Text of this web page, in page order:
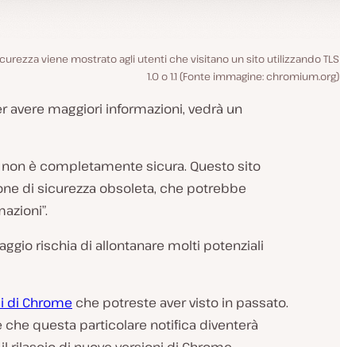
viene mostrato agli utenti che visitano un sito utilizzando TLS
1.0 o 1.1 (Fonte immagine: chromium.org)
avere maggiori informazioni, vedrà un
non è completamente sicura. Questo sito
di sicurezza obsoleta, che potrebbe
rischia di allontanare molti potenziali
di Chrome che potreste aver visto in passato.
che questa particolare notifica diventerà